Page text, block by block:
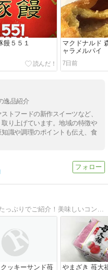
饅５５１
マクドナルド
ャラメルパイ
7日前
逸品紹介
トフードの新作スイーツなど、
り上げています。地域の特徴や
識や調理のポイントも伝え、食
本日のコンビニスイーツを画像たっぷりでご紹介！美味しいコンビニスイーツの情報はココでゲット！
ッキーサンド苺
やまざき 苺大